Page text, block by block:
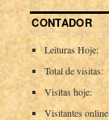
CONTADOR
Leituras Hoje:
Total de visitas:
Visitas hoje:
Visitantes